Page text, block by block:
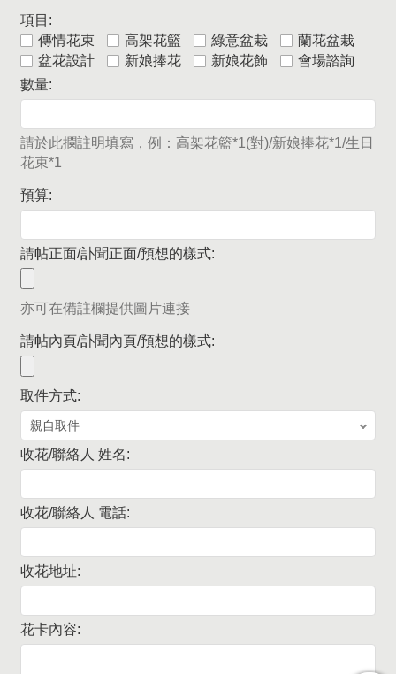
項目:
傳情花束
高架花籃 綠意盆栽
蘭花盆栽
盆花設計
新娘捧花 新娘花飾
會場諮詢
數量:
請於此攔註明填寫，例：高架花籃*1(對)/新娘捧花*1/生日
花束*1
預算:
請帖正面/訃聞正面/預想的樣式:
亦可在備註欄提供圖片連接
請帖內頁/訃聞內頁/預想的樣式:
取件方式:
收花/聯絡人 姓名:
收花/聯絡人 電話:
收花地址:
花卡內容: